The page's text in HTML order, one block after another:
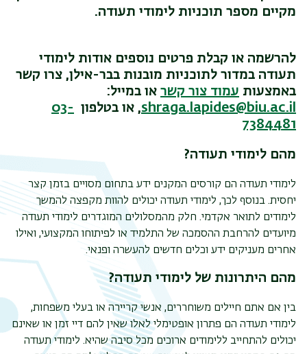
מקיים מספר תוכניות לימודי תעודה.
להרשמה או קבלת פרטים נוספים אודות לימודי
תעודה במדור לתוכניות מובנות בבר-אילן, צרו קשר
באמצעות עמוד צור קשר או במייל:
shraga.lapides@biu.ac.il, או בטלפון 03-
7384481
מהם לימודי תעודה?
לימודי תעודה הם קורסים המקנים ידע בתחום מסויים בזמן קצר
יחסית. בנוסף לכך, לימודי תעודה יכולים להוות מקפצה להמשך
לימודים לתואר אקדמי. חלק מהמסלולים המוגדרים לימודי תעודה
מיועדים להרחבת ההסמכה של התלמיד או לפיתוחו המקצועי, ואילו
אחרים מעניקים ידע וכלים חדשים להעשרה ופנאי.
מהם היתרונות של לימודי תעודה?
בין אם אתם חיילים משוחררים, אנשי קריירה או בעלי משפחות,
לימודי תעודה הם פתרון אופטימלי לאלו שאין להם דיי זמן או שאינם
יכולים להתחייב ללימודים ארוכים מכל סיבה שהיא. לימודי תעודה